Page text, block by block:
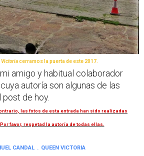
Victoriacerramos la puerta de este 2017.
amigo y habitual colaborador
autoría son algunas de las
de hoy.
las fotos de esta entrada han sido realizadas
favor, respetad la autoría de todas ellas.
CANDAL QUEEN VICTORIA